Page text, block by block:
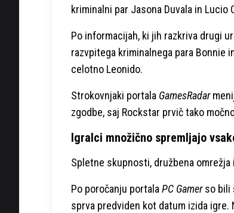
kriminalni par Jasona Duvala in Lucio
Po informacijah, ki jih razkriva drugi
razvpitega kriminalnega para Bonnie
celotno Leonido.
Strokovnjaki portala GamesRadar
zgodbe, saj Rockstar prvič tako
Igralci množično spremljajo
Spletne skupnosti, družbena
Po poročanju portala PC Gamerso bili
sprva predviden kot datum izida